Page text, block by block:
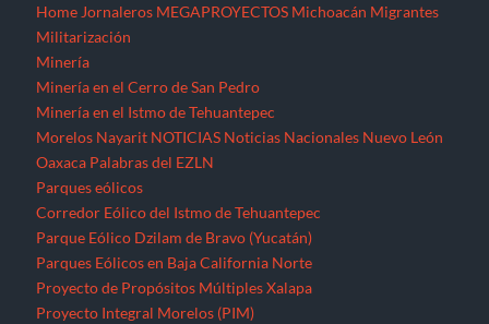
Home Jornaleros MEGAPROYECTOS Michoacán Migrantes
Militarización
Minería
Minería en el Cerro de San Pedro
Minería en el Istmo de Tehuantepec
Morelos Nayarit NOTICIAS Noticias Nacionales Nuevo León
Oaxaca Palabras del EZLN
Parques eólicos
Corredor Eólico del Istmo de Tehuantepec
Parque Eólico Dzilam de Bravo (Yucatán)
Parques Eólicos en Baja California Norte
Proyecto de Propósitos Múltiples Xalapa
Proyecto Integral Morelos (PIM)